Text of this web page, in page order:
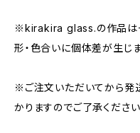
※kirakira glass.の作品は一
形・色合いに個体差が生じ
※ご注文いただいてから発
かりますのでご了承ください